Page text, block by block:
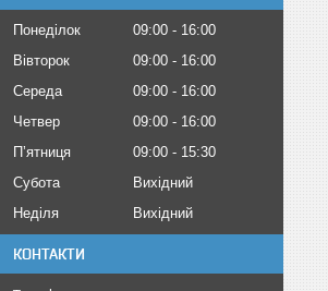
Понеділок 09:00
16:00
Вівторок
09:00
16:00
Середа
09:00
16:00
Четвер
09:00
16:00
Пʼятниця
09:00
15:30
Субота
Вихідний
Неділя
Вихідний
КОНТАКТИ